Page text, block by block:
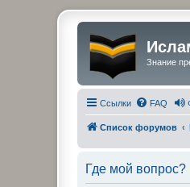
Знание
Ссылки FAQ
Список форумов
Где мой вопрос?